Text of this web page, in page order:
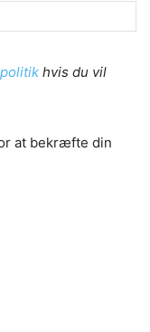
hvis du vil
at bekræfte din